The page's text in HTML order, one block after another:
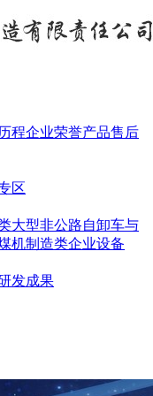
程企业荣誉产品售后
区
大型非公路自卸车与
机制造类企业设备
发成果